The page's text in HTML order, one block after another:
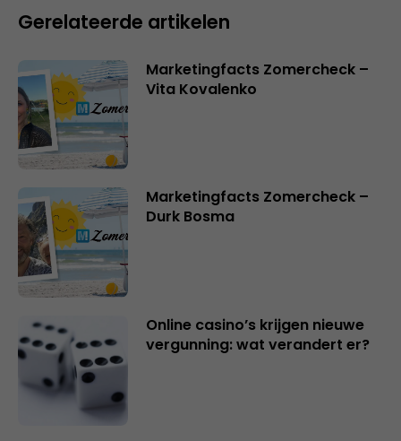
Gerelateerde artikelen
Marketingfacts Zomercheck –
Vita Kovalenko
Marketingfacts Zomercheck –
Durk Bosma
Online casino’s krijgen nieuwe
vergunning: wat verandert er?